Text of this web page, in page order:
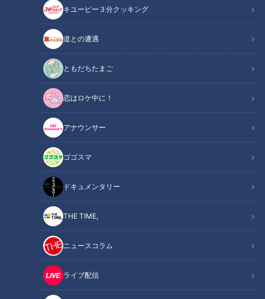
キユーピー３分クッキング
道との遭遇
ともだちたまご
恋はロケ中に！
アナウンサー
ゴゴスマ
ドキュメンタリー
THE TIME,
ニュースコラム
ライブ配信
CBCテレビ：画像『チャント！』
この記事の画像（全8枚）
記事に戻る
この記事を見たあなたへのおすすめ